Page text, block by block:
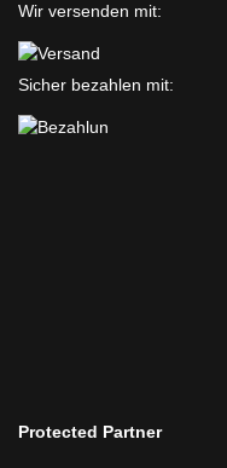
Wir versenden mit:
Sicher bezahlen mit:
Protected Partner